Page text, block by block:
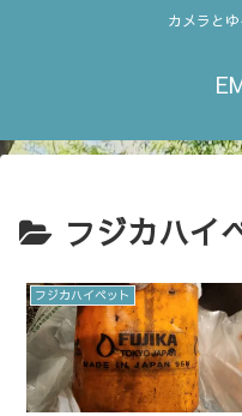
カメラと
フジカハイ
フジカハイペット